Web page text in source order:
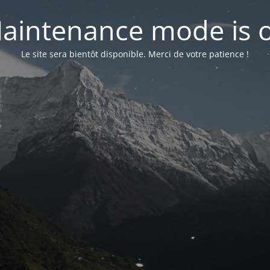
mode is
Le site sera bientôt disponible. Merci de votre patience !